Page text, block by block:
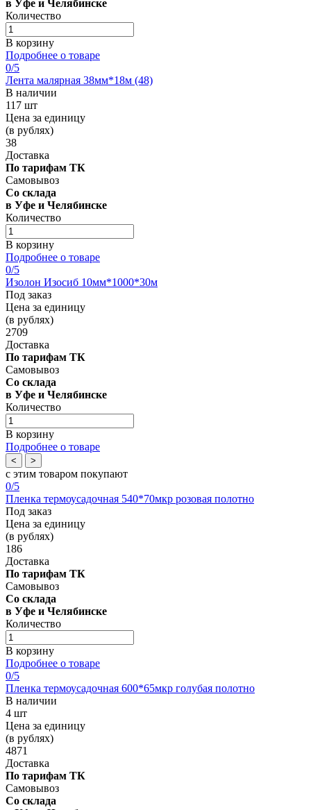
в Уфе и Челябинске
Количество
В корзину
Подробнее о товаре
0/5
Лента малярная 38мм*18м (48)
В наличии
117 шт
Цена за единицу
(в рублях)
38
Доставка
По тарифам ТК
Самовывоз
Со склада
в Уфе и Челябинске
Количество
В корзину
Подробнее о товаре
0/5
Изолон Изосиб 10мм*1000*30м
Под заказ
Цена за единицу
(в рублях)
2709
Доставка
По тарифам ТК
Самовывоз
Со склада
в Уфе и Челябинске
Количество
В корзину
Подробнее о товаре
< >
с этим товаром покупают
0/5
Пленка термоусадочная 540*70мкр розовая полотно
Под заказ
Цена за единицу
(в рублях)
186
Доставка
По тарифам ТК
Самовывоз
Со склада
в Уфе и Челябинске
Количество
В корзину
Подробнее о товаре
0/5
Пленка термоусадочная 600*65мкр голубая полотно
В наличии
4 шт
Цена за единицу
(в рублях)
4871
Доставка
По тарифам ТК
Самовывоз
Со склада